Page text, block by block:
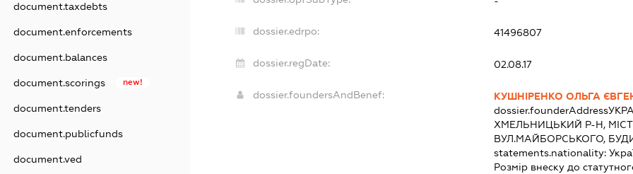
document.taxdebts
document.enforcements
document.balances
document.scorings new!
document.tenders
document.publicfunds
document.ved
dossier.edrpo: 41496807
dossier.regDate: 02.08.17
dossier.foundersAndBenef:
КУШНІРЕНКО ОЛЬГА
dossier.founderAddress
ХМЕЛЬНИЦЬКИЙ Р-Н,
ВУЛ.МАЙБОРСЬКОГО,
statements.nationality:
Розмір внеску до